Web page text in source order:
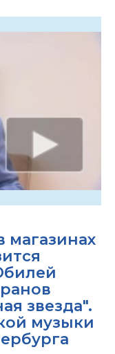
магазинах
звезда".
музыки